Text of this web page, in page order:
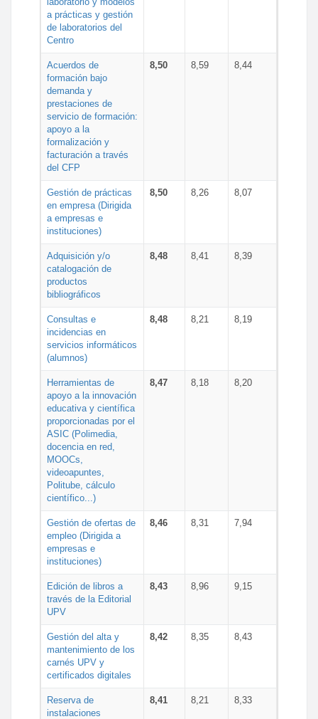
a prácticas y gestión
de laboratorios del
Centro
Acuerdos de
formación bajo
demanda y
prestaciones de
servicio de formación:
apoyo a la
formalización y
facturación a través
del CFP
8,50 8,59 8,44
Gestión de prácticas
en empresa (Dirigida
a empresas e
instituciones)
8,50 8,26 8,07
Adquisición y/o
catalogación de
productos
bibliográficos
8,48 8,41 8,39
Consultas e
incidencias en
servicios informáticos
(alumnos)
8,48 8,21 8,19
Herramientas de
apoyo a la innovación
educativa y científica
proporcionadas por el
ASIC (Polimedia,
docencia en red,
MOOCs,
videoapuntes,
Politube, cálculo
científico...)
8,47 8,18 8,20
Gestión de ofertas de
empleo (Dirigida a
empresas e
instituciones)
8,46 8,31 7,94
Edición de libros a
través de la Editorial
UPV
8,43 8,96 9,15
Gestión del alta y
mantenimiento de los
carnés UPV y
certificados digitales
8,42 8,35 8,43
Reserva de
instalaciones
8,41 8,21 8,33